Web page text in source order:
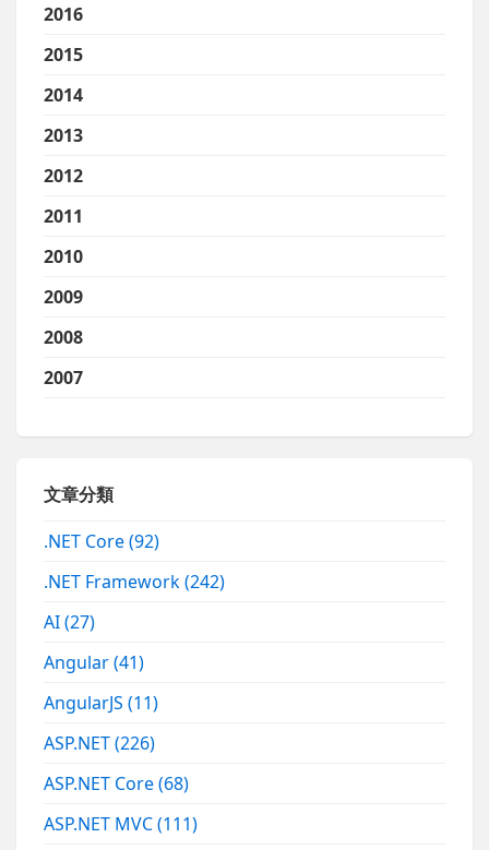
2016
2015
2014
2013
2012
2011
2010
2009
2008
2007
文章分類
.NET Core(92)
.NET Framework(242)
AI(27)
Angular(41)
AngularJS(11)
ASP.NET(226)
ASP.NET Core(68)
ASP.NET MVC(111)